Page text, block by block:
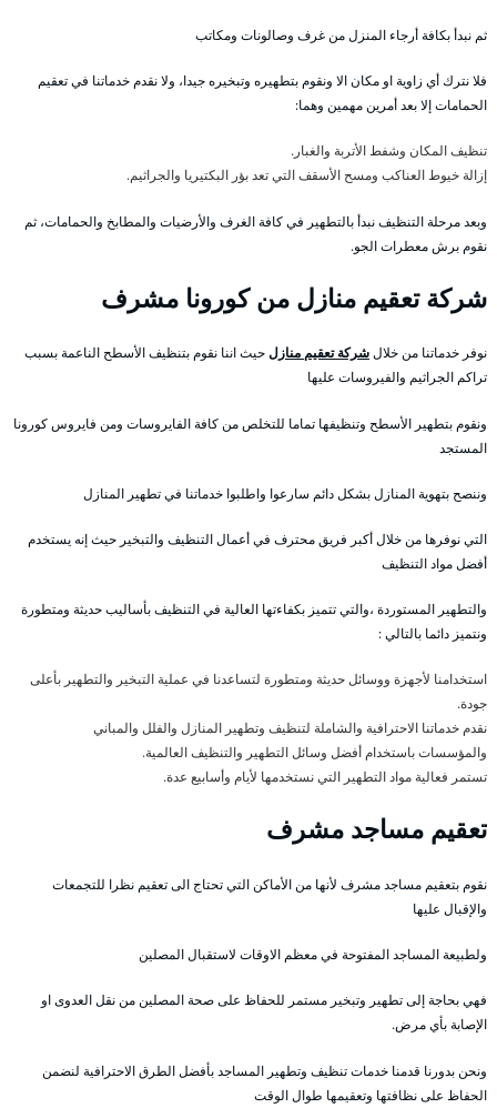
ثم نبدأ بكافة أرجاء المنزل من غرف وصالونات ومكاتب
فلا نترك أي زاوية او مكان الا ونقوم بتطهيره وتبخيره جيدا، ولا نقدم خدماتنا في تعقيم
الحمامات إلا بعد أمرين مهمين وهما:
تنظيف المكان وشفط الأتربة والغبار.
إزالة خيوط العناكب ومسح الأسقف التي تعد بؤر البكتيريا والجراثيم.
وبعد مرحلة التنظيف نبدأ بالتطهير في كافة الغرف والأرضيات والمطابخ والحمامات، ثم
نقوم برش معطرات الجو.
شركة تعقيم منازل من كورونا مشرف
نوفر خدماتنا من خلالشركة تعقيم منازلحيث اننا نقوم بتنظيف الأسطح الناعمة بسبب
تراكم الجراثيم والفيروسات عليها
ونقوم بتطهير الأسطح وتنظيفها تماما للتخلص من كافة الفايروسات ومن فايروس كورونا
المستجد
وننصح بتهوية المنازل بشكل دائم سارعوا واطلبوا خدماتنا في تطهير المنازل
التي نوفرها من خلال أكبر فريق محترف في أعمال التنظيف والتبخير حيث إنه يستخدم
أفضل مواد التنظيف
والتطهير المستوردة ،والتي تتميز بكفاءتها العالية في التنظيف بأساليب حديثة ومتطورة
ونتميز دائما بالتالي :
استخدامنا لأجهزة ووسائل حديثة ومتطورة لتساعدنا في عملية التبخير والتطهير بأعلى
جودة.
نقدم خدماتنا الاحترافية والشاملة لتنظيف وتطهير المنازل والفلل والمباني
والمؤسسات باستخدام أفضل وسائل التطهير والتنظيف العالمية.
تستمر فعالية مواد التطهير التي نستخدمها لأيام وأسابيع عدة.
تعقيم مساجد مشرف
نقوم بتعقيم مساجد مشرف لأنها من الأماكن التي تحتاج الى تعقيم نظرا للتجمعات
والإقبال عليها
ولطبيعة المساجد المفتوحة في معظم الاوقات لاستقبال المصلين
فهي بحاجة إلى تطهير وتبخير مستمر للحفاظ على صحة المصلين من نقل العدوى او
الإصابة بأي مرض.
ونحن بدورنا قدمنا خدمات تنظيف وتطهير المساجد بأفضل الطرق الاحترافية لنضمن
الحفاظ على نظافتها وتعقيمها طوال الوقت